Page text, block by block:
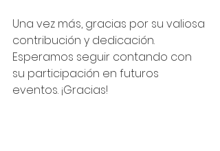
Una vez más, gracias por su valiosa
contribución y dedicación.
Esperamos seguir contando con
su participación en futuros
eventos. ¡Gracias!